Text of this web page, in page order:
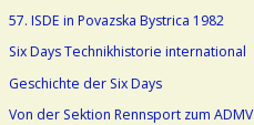
57. ISDE in Povazska Bystrica 1982
Six Days Technikhistorie international
Geschichte der Six Days
Von der Sektion Rennsport zum ADMV